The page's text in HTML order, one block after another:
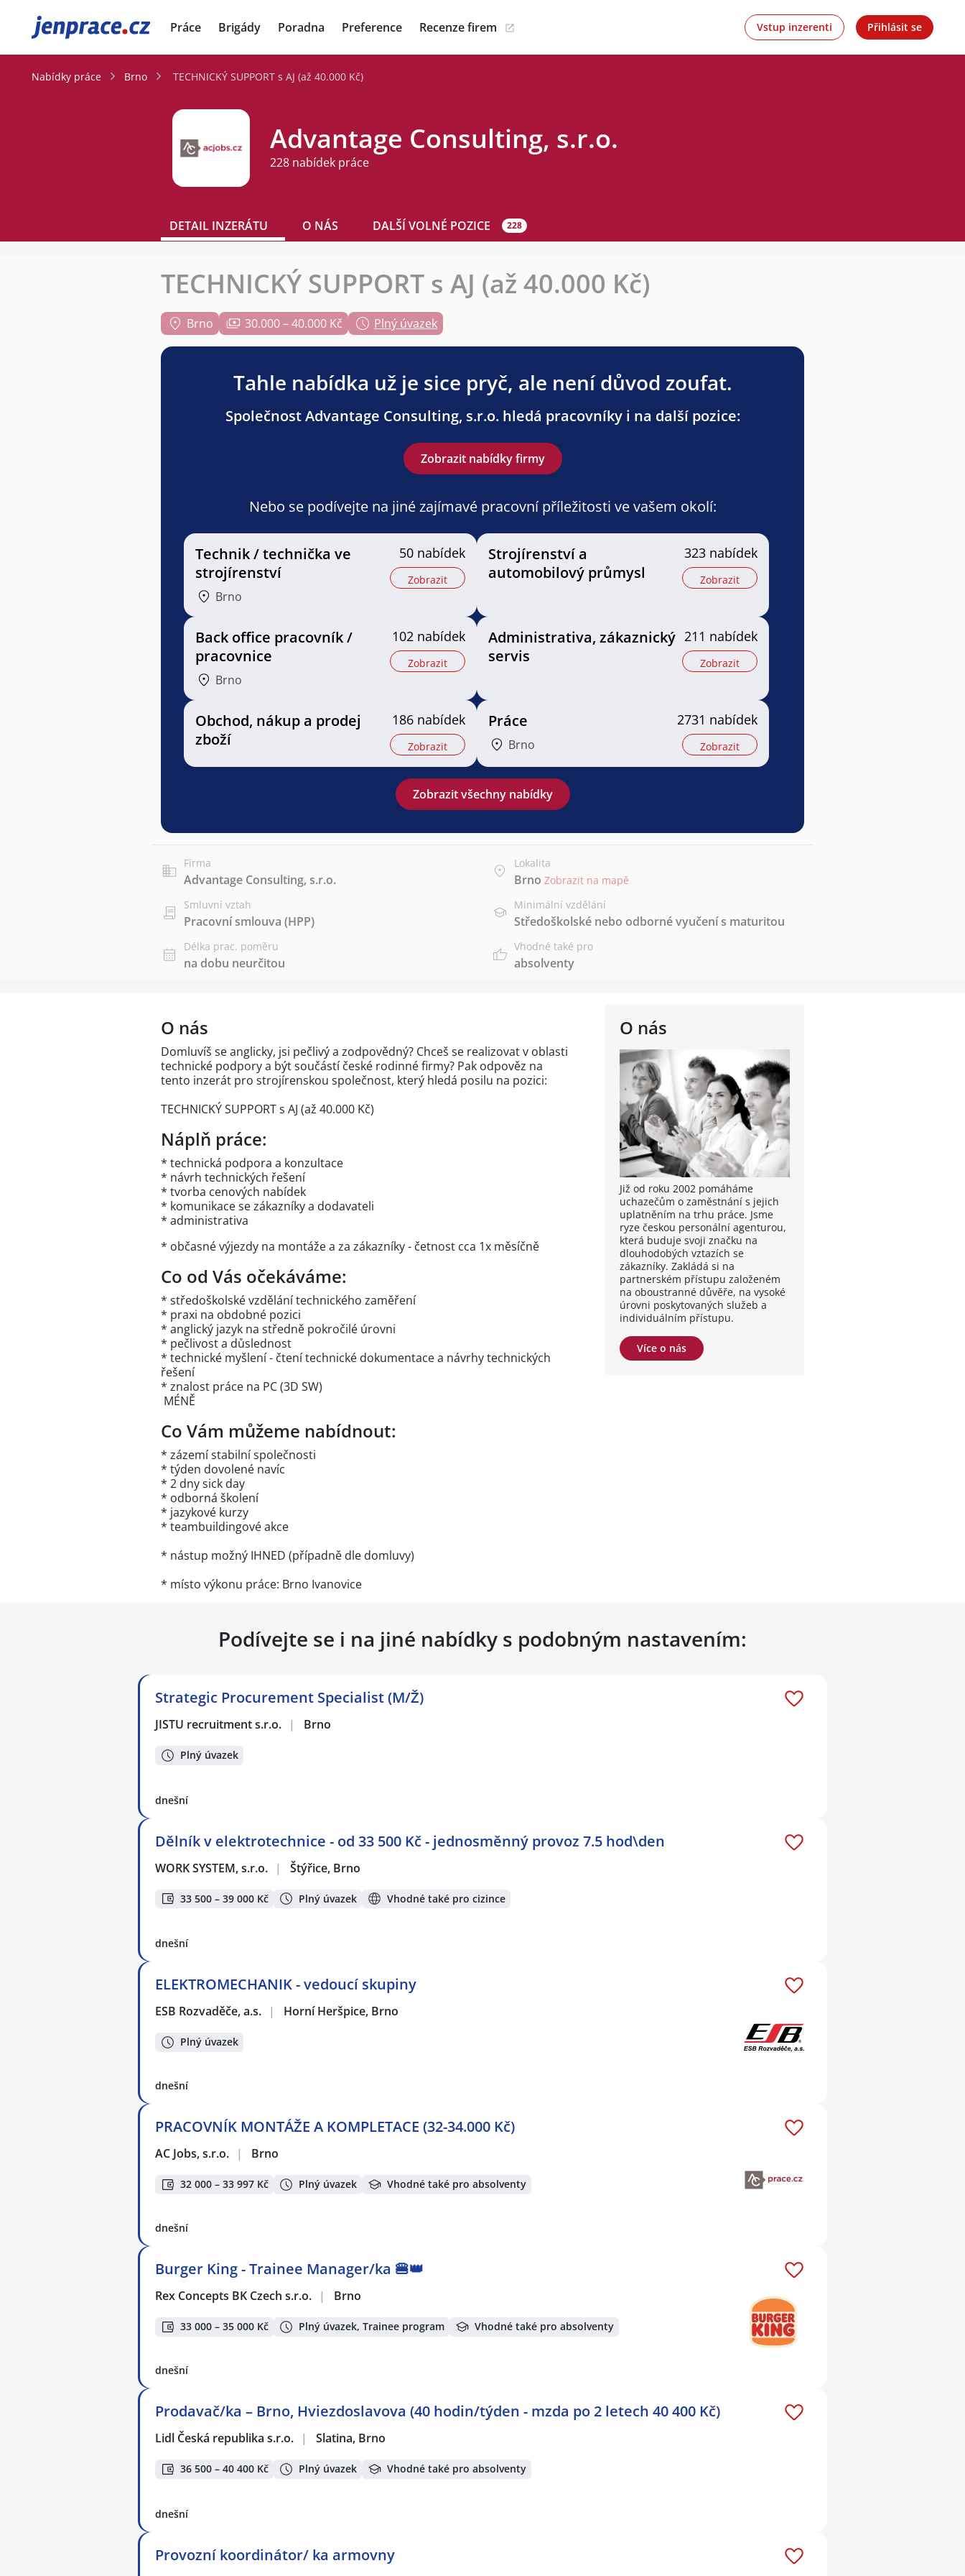
JenPráce.cz Práce Brigády Poradna Preference Recenze firem Vstup inzerenti Přihlásit se
Nabídky práce Brno TECHNICKÝ SUPPORT s AJ (až 40.000 Kč)
Advantage Consulting, s.r.o.
228 nabídek práce
DETAIL INZERÁTU O NÁS DALŠÍ VOLNÉ POZICE 228
TECHNICKÝ SUPPORT s AJ (až 40.000 Kč)
Brno 30.000 – 40.000 Kč Plný úvazek
Tahle nabídka už je sice pryč, ale není důvod zoufat.
Společnost Advantage Consulting, s.r.o. hledá pracovníky i na další pozice:
Zobrazit nabídky firmy
Nebo se podívejte na jiné zajímavé pracovní příležitosti ve vašem okolí:
Technik / technička ve
strojírenství
Brno
50 nabídek
Zobrazit
Strojírenství a
automobilový průmysl
323 nabídek
Zobrazit
Back office pracovník /
pracovnice
Brno
102 nabídek
Zobrazit
Administrativa, zákaznický
servis
211 nabídek
Zobrazit
Obchod, nákup a prodej
zboží
186 nabídek
Zobrazit
Práce
Brno
2731 nabídek
Zobrazit
Zobrazit všechny nabídky
Firma
Advantage Consulting, s.r.o.
Lokalita
Brno Zobrazit na mapě
Smluvní vztah
Pracovní smlouva (HPP)
Minimální vzdělání
Středoškolské nebo odborné vyučení s maturitou
Délka prac. poměru
na dobu neurčitou
Vhodné také pro
absolventy
O nás
Již od roku 2002 pomáháme
uchazečům o zaměstnání s jejich
uplatněním na trhu práce. Jsme
ryze českou personální agenturou,
která buduje svoji značku na
dlouhodobých vztazích se
zákazníky. Zakládá si na
partnerském přístupu založeném
na oboustranné důvěře, na vysoké
úrovni poskytovaných služeb a
individuálním přístupu.
Více o nás
O nás
Domluvíš se anglicky, jsi pečlivý a zodpovědný? Chceš se realizovat v oblasti
technické podpory a být součástí české rodinné firmy? Pak odpověz na
tento inzerát pro strojírenskou společnost, který hledá posilu na pozici:
TECHNICKÝ SUPPORT s AJ (až 40.000 Kč)
Náplň práce:
* technická podpora a konzultace
* návrh technických řešení
* tvorba cenových nabídek
* komunikace se zákazníky a dodavateli
* administrativa
* občasné výjezdy na montáže a za zákazníky - četnost cca 1x měsíčně
Co od Vás očekáváme:
* středoškolské vzdělání technického zaměření
* praxi na obdobné pozici
* anglický jazyk na středně pokročilé úrovni
* pečlivost a důslednost
* technické myšlení - čtení technické dokumentace a návrhy technických
řešení
* znalost práce na PC (3D SW)
MÉNĚ
Co Vám můžeme nabídnout:
* zázemí stabilní společnosti
* týden dovolené navíc
* 2 dny sick day
* odborná školení
* jazykové kurzy
* teambuildingové akce
* nástup možný IHNED (případně dle domluvy)
* místo výkonu práce: Brno Ivanovice
Podívejte se i na jiné nabídky s podobným nastavením:
Strategic Procurement Specialist (M/Ž)
JISTU recruitment s.r.o. | Brno
Plný úvazek
dnešní
Dělník v elektrotechnice - od 33 500 Kč - jednosměnný provoz 7.5 hod\den
WORK SYSTEM, s.r.o. | Štýřice, Brno
33 500 – 39 000 Kč Plný úvazek Vhodné také pro cizince
dnešní
ELEKTROMECHANIK - vedoucí skupiny
ESB Rozvaděče, a.s. | Horní Heršpice, Brno
Plný úvazek
dnešní
PRACOVNÍK MONTÁŽE A KOMPLETACE (32-34.000 Kč)
AC Jobs, s.r.o. | Brno
32 000 – 33 997 Kč Plný úvazek Vhodné také pro absolventy
dnešní
Burger King - Trainee Manager/ka 🍔👑
Rex Concepts BK Czech s.r.o. | Brno
33 000 – 35 000 Kč Plný úvazek, Trainee program Vhodné také pro absolventy
dnešní
Prodavač/ka – Brno, Hviezdoslavova (40 hodin/týden - mzda po 2 letech 40 400 Kč)
Lidl Česká republika s.r.o. | Slatina, Brno
36 500 – 40 400 Kč Plný úvazek Vhodné také pro absolventy
dnešní
Provozní koordinátor/ ka armovny